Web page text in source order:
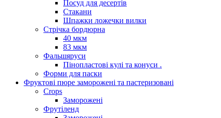
Посуд для десертів
Стакани
Шпажки ложечки вилки
Стрічка бордюрна
40 мкм
83 мкм
Фальшяруси
Пінопластові кулі та конуси .
Форми для паски
Фруктові пюре заморожені та пастеризовані
Crops
Заморожені
Фрутіленд